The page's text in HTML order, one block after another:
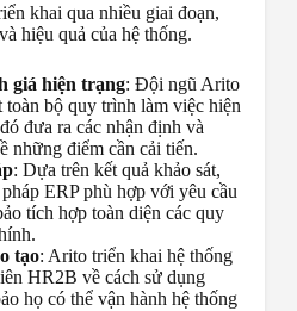
khai qua nhiều giai đoạn,
hiệu quả của hệ thống.
giá hiện trạng: Đội ngũ Arito
toàn bộ quy trình làm việc hiện
đưa ra các nhận định và
những điểm cần cải tiến.
: Dựa trên kết quả khảo sát,
ERP phù hợp với yêu cầu
tích hợp toàn diện các quy
tạo: Arito triển khai hệ thống
HR2B về cách sử dụng
họ có thể vận hành hệ thống